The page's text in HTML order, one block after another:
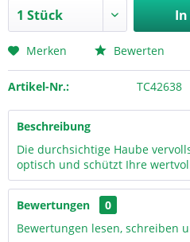
Merken Bewerten
Artikel-Nr.: TC42638
Beschreibung
Die durchsichtige Haube
optisch und schützt Ihre
Bewertungen
0
Bewertungen lesen, schreiben